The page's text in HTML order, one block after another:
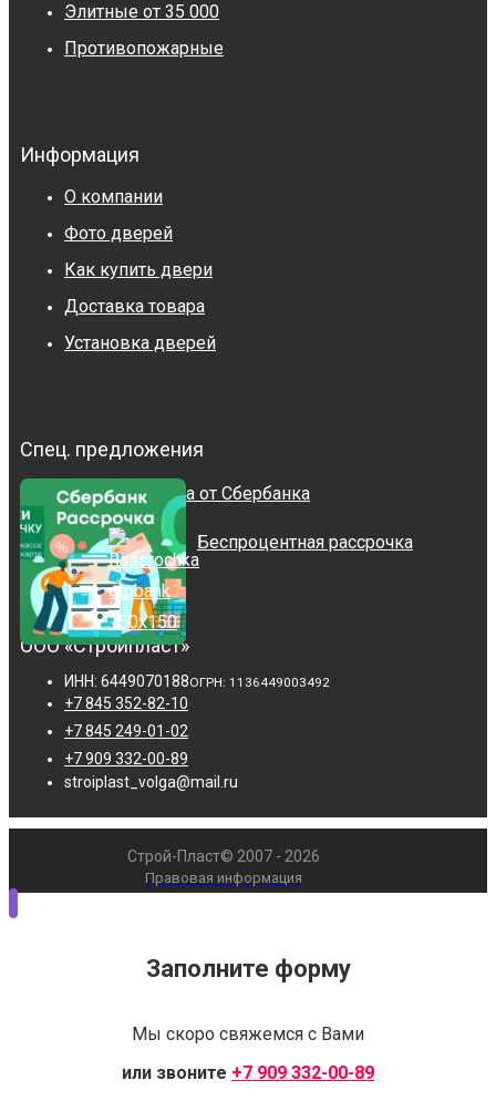
Элитные от 35 000
Противопожарные
Информация
О компании
Фото дверей
Как купить двери
Доставка товара
Установка дверей
Спец. предложения
Рассрочка от Сбербанка
Беспроцентная рассрочка
ООО «Стройпласт»
ИНН: 6449070188ОГРН: 1136449003492
+7 845 352-82-10
+7 845 249-01-02
+7 909 332-00-89
stroiplast_volga@mail.ru
Строй-Пласт© 2007 - 2026
Правовая информация
Заполните форму
Мы скоро свяжемся с Вами
или звоните +7 909 332-00-89